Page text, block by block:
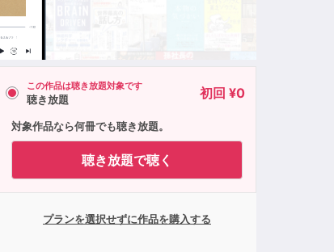
この作品は聴き放題対象です
聴き放題 初回 ¥0
対象作品なら何冊でも聴き放題。
聴き放題で聴く
プランを選択せずに作品を購入する